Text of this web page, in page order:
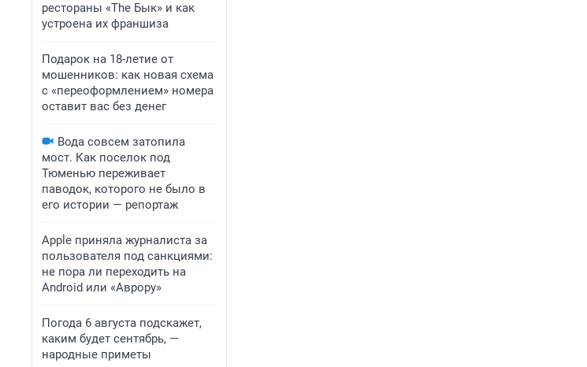
рестораны «The Бык» и как
устроена их франшиза
Подарок на 18-летие от
мошенников: как новая схема
с «переоформлением» номера
оставит вас без денег
Вода совсем затопила
мост. Как поселок под
Тюменью переживает
паводок, которого не было в
его истории — репортаж
Apple приняла журналиста за
пользователя под санкциями:
не пора ли переходить на
Android или «Аврору»
Погода 6 августа подскажет,
каким будет сентябрь, —
народные приметы